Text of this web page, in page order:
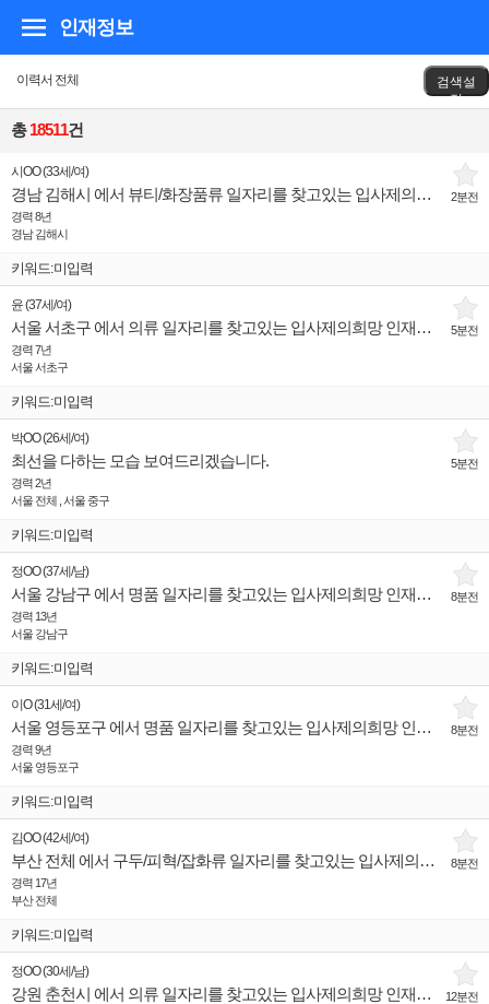
인재정보
이력서 전체
검색설
정
총18511건
2분전
시OO(33세 /여)
경남 김해시 에서 뷰티/화장품류 일자리를 찾고있는 입사제의희망 인재입니다.
경력 8년
경남 김해시
키워드:미입력
5분전
윤(37세 /여)
서울 서초구 에서 의류 일자리를 찾고있는 입사제의희망 인재입니다.
경력 7년
서울 서초구
키워드:미입력
5분전
박OO(26세 /여)
최선을 다하는 모습 보여드리겠습니다.
경력 2년
서울 전체 , 서울 중구
키워드:미입력
8분전
정OO(37세 /남)
서울 강남구 에서 명품 일자리를 찾고있는 입사제의희망 인재입니다.
경력 13년
서울 강남구
키워드:미입력
8분전
이O(31세 /여)
서울 영등포구 에서 명품 일자리를 찾고있는 입사제의희망 인재입니다.
경력 9년
서울 영등포구
키워드:미입력
8분전
김OO(42세 /여)
부산 전체 에서 구두/피혁/잡화류 일자리를 찾고있는 입사제의희망 인재입니다.
경력 17년
부산 전체
키워드:미입력
12분전
정OO(30세 /남)
강원 춘천시 에서 의류 일자리를 찾고있는 입사제의희망 인재입니다.